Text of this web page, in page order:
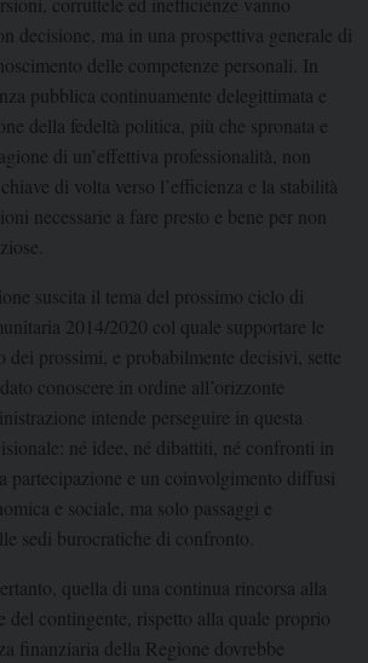
decisione, ma in una prospettiva generale di
delle competenze personali. In
pubblica continuamente delegittimata e
della fedeltà politica, più che spronata e
di un’effettiva professionalità, non
di volta verso l’efficienza e la stabilità
necessarie a fare presto e bene per non
suscita il tema del prossimo ciclo di
2014/2020 col quale supportare le
prossimi, e probabilmente decisivi, sette
conoscere in ordine all’orizzonte
intende perseguire in questa
né idee, né dibattiti, né confronti in
partecipazione e un coinvolgimento diffusi
e sociale, ma solo passaggi e
sedi burocratiche di confronto.
quella di una continua rincorsa alla
del contingente, rispetto alla quale proprio
finanziaria della Regione dovrebbe